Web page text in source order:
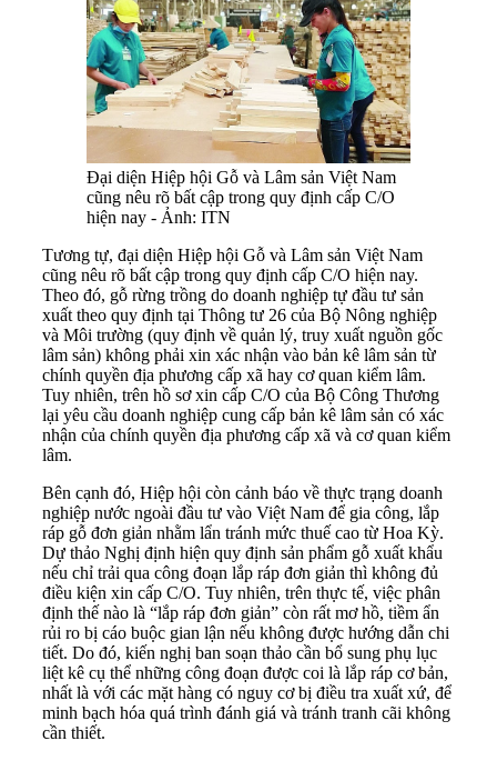
Đại diện Hiệp hội Gỗ và Lâm sản Việt Nam
cũng nêu rõ bất cập trong quy định cấp C/O
hiện nay - Ảnh: ITN
Tương tự, đại diện Hiệp hội Gỗ và Lâm sản Việt Nam
cũng nêu rõ bất cập trong quy định cấp C/O hiện nay.
Theo đó, gỗ rừng trồng do doanh nghiệp tự đầu tư sản
xuất theo quy định tại Thông tư 26 của Bộ Nông nghiệp
và Môi trường (quy định về quản lý, truy xuất nguồn gốc
lâm sản) không phải xin xác nhận vào bản kê lâm sản từ
chính quyền địa phương cấp xã hay cơ quan kiểm lâm.
Tuy nhiên, trên hồ sơ xin cấp C/O của Bộ Công Thương
lại yêu cầu doanh nghiệp cung cấp bản kê lâm sản có xác
nhận của chính quyền địa phương cấp xã và cơ quan kiểm
lâm.
Bên cạnh đó, Hiệp hội còn cảnh báo về thực trạng doanh
nghiệp nước ngoài đầu tư vào Việt Nam để gia công, lắp
ráp gỗ đơn giản nhằm lẩn tránh mức thuế cao từ Hoa Kỳ.
Dự thảo Nghị định hiện quy định sản phẩm gỗ xuất khẩu
nếu chỉ trải qua công đoạn lắp ráp đơn giản thì không đủ
điều kiện xin cấp C/O. Tuy nhiên, trên thực tế, việc phân
định thế nào là “lắp ráp đơn giản” còn rất mơ hồ, tiềm ẩn
rủi ro bị cáo buộc gian lận nếu không được hướng dẫn chi
tiết. Do đó, kiến nghị ban soạn thảo cần bổ sung phụ lục
liệt kê cụ thể những công đoạn được coi là lắp ráp cơ bản,
nhất là với các mặt hàng có nguy cơ bị điều tra xuất xứ, để
minh bạch hóa quá trình đánh giá và tránh tranh cãi không
cần thiết.